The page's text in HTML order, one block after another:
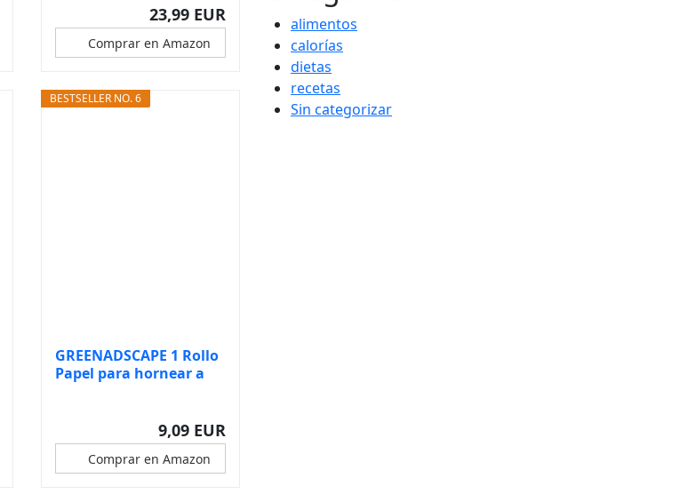
23,99 EUR
Comprar en Amazon
BESTSELLER NO. 6
GREENADSCAPE 1 Rollo
Papel para hornear a
9,09 EUR
Comprar en Amazon
alimentos
calorías
dietas
recetas
Sin categorizar